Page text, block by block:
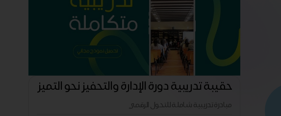
حقيبة تدريبية دورة الإدارة والتحفيز نحو التميز
مبادرة تدريبية شاملة للتحول الرقمي